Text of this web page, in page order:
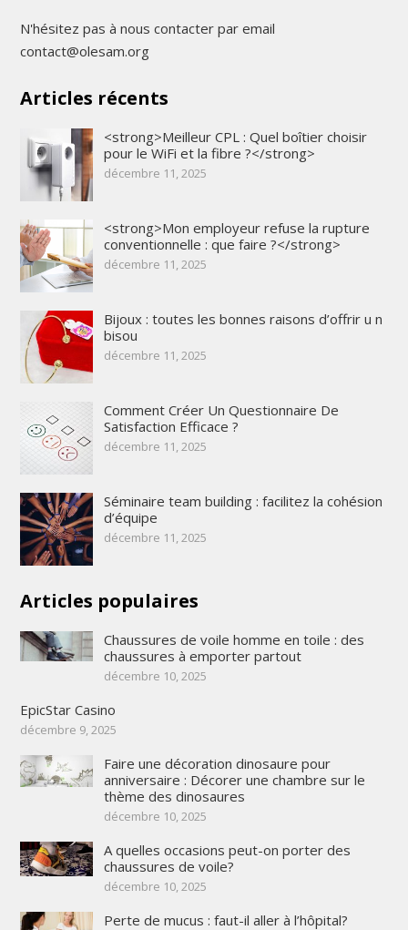
N'hésitez pas à nous contacter par email
contact@olesam.org
Articles récents
<strong>Meilleur CPL : Quel boîtier choisir
pour le WiFi et la fibre ?</strong>
décembre 11, 2025
<strong>Mon employeur refuse la rupture
conventionnelle : que faire ?</strong>
décembre 11, 2025
Bijoux : toutes les bonnes raisons d’offrir u n
bisou
décembre 11, 2025
Comment Créer Un Questionnaire De
Satisfaction Efficace ?
décembre 11, 2025
Séminaire team building : facilitez la cohésion
d’équipe
décembre 11, 2025
Articles populaires
Chaussures de voile homme en toile : des
chaussures à emporter partout
décembre 10, 2025
EpicStar Casino
décembre 9, 2025
Faire une décoration dinosaure pour
anniversaire : Décorer une chambre sur le
thème des dinosaures
décembre 10, 2025
A quelles occasions peut-on porter des
chaussures de voile?
décembre 10, 2025
Perte de mucus : faut-il aller à l’hôpital?